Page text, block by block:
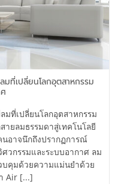
มที่เปลี่ยนโลกอุตสาหกรรม
มที่เปลี่ยนโลกอุตสาหกรรม
ยลมธรรมดาสู่เทคโนโลยี
นอาจนึกถึงปรากฏการณ์
วกรรมและระบบอากาศ ลม
บคุมด้วยความแม่นยำด้วย
Air [...]